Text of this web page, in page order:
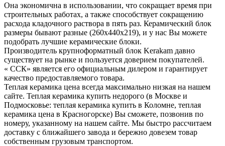
Она экономична в использовании, что сокращает время при
строительных работах, а также способствует сокращению
расхода кладочного раствора в пять раз. Керамический блок
размеры бывают разные (260х440х219), и у нас Вы можете
подобрать лучшие керамические блоки.
Производитель крупноформатный блок Kerakam давно
существует на рынке и пользуется доверием покупателей.
« ССК» является его официальным дилером и гарантирует
качество предоставляемого товара.
Теплая керамика цена всегда максимально низкая на нашем
сайте. Теплая керамика купить недорого (в Москве и
Подмосковье: теплая керамика купить в Коломне, теплая
керамика цена в Красногорске) Вы сможете, позвонив по
номеру, указанному на нашем сайте. Мы быстро рассчитаем
доставку с ближайшего завода и бережно довезем товар
собственным грузовым транспортом.